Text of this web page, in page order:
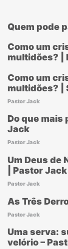
Quem pode
Como um
multidões? |
Como um
multidões? |
Pastor Jack
Do que mais
Jack
Pastor Jack
Um Deus de
| Pastor Jack
Pastor Jack
As Três
Pastor Jack
Uma serva:
velório –